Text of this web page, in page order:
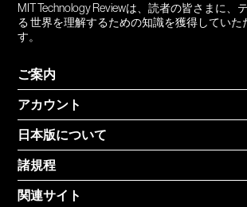
MIT Technology Reviewは、読者の皆さまに、
る 世界を理解するための知識を獲得していた
す。
ご案内
アカウント
日本版について
諸規程
関連サイト